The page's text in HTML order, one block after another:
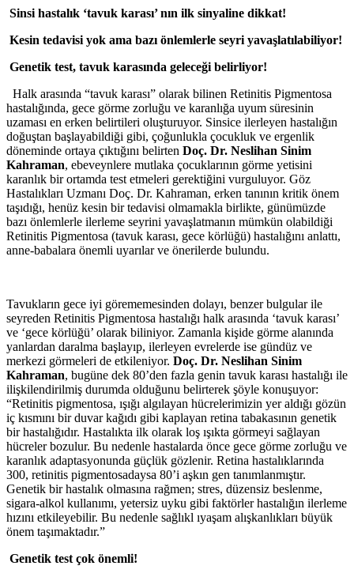
Sinsi hastalık ‘tavuk karası’ nın ilk sinyaline dikkat!
Kesin tedavisi yok ama bazı önlemlerle seyri yavaşlatılabiliyor!
Genetik test, tavuk karasında geleceği belirliyor!
Halk arasında “tavuk karası” olarak bilinen Retinitis Pigmentosa
hastalığında, gece görme zorluğu ve karanlığa uyum süresinin
uzaması en erken belirtileri oluşturuyor. Sinsice ilerleyen hastalığın
doğuştan başlayabildiği gibi, çoğunlukla çocukluk ve ergenlik
döneminde ortaya çıktığını belirten Doç. Dr. Neslihan Sinim
Kahraman, ebeveynlere mutlaka çocuklarının görme yetisini
karanlık bir ortamda test etmeleri gerektiğini vurguluyor. Göz
Hastalıkları Uzmanı Doç. Dr. Kahraman, erken tanının kritik önem
taşıdığı, henüz kesin bir tedavisi olmamakla birlikte, günümüzde
bazı önlemlerle ilerleme seyrini yavaşlatmanın mümkün olabildiği
Retinitis Pigmentosa (tavuk karası, gece körlüğü) hastalığını anlattı,
anne-babalara önemli uyarılar ve önerilerde bulundu.
Tavukların gece iyi görememesinden dolayı, benzer bulgular ile
seyreden Retinitis Pigmentosa hastalığı halk arasında ‘tavuk karası’
ve ‘gece körlüğü’ olarak biliniyor. Zamanla kişide görme alanında
yanlardan daralma başlayıp, ilerleyen evrelerde ise gündüz ve
merkezi görmeleri de etkileniyor. Doç. Dr. Neslihan Sinim
Kahraman, bugüne dek 80’den fazla genin tavuk karası hastalığı ile
ilişkilendirilmiş durumda olduğunu belirterek şöyle konuşuyor:
“Retinitis pigmentosa, ışığı algılayan hücrelerimizin yer aldığı gözün
iç kısmını bir duvar kağıdı gibi kaplayan retina tabakasının genetik
bir hastalığıdır. Hastalıkta ilk olarak loş ışıkta görmeyi sağlayan
hücreler bozulur. Bu nedenle hastalarda önce gece görme zorluğu ve
karanlık adaptasyonunda güçlük gözlenir. Retina hastalıklarında
300, retinitis pigmentosadaysa 80’i aşkın gen tanımlanmıştır.
Genetik bir hastalık olmasına rağmen; stres, düzensiz beslenme,
sigara-alkol kullanımı, yetersiz uyku gibi faktörler hastalığın ilerleme
hızını etkileyebilir. Bu nedenle sağlıkl ıyaşam alışkanlıkları büyük
önem taşımaktadır.”
Genetik test çok önemli!